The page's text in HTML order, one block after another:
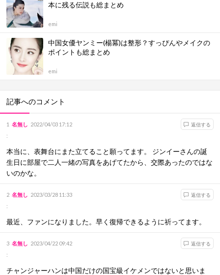
本に残る伝説も総まとめ
emi
中国女優ヤンミー(楊冪)は整形？すっぴんやメイクの
ポイントも総まとめ
emi
記事へのコメント
1
:
名無し 2022/04/03 17:12 返信する
本当に、表舞台にまた立てること願ってます。 ジンイーさんの誕
生日に部屋で二人一緒の写真をあげてたから、交際あったのではな
いのかな。
2
:
名無し 2023/03/28 11:33 返信する
最近、ファンになりました。早く復帰できるように祈ってます。
3
:
名無し 2023/04/22 09:42 返信する
チャンジャーハンは中国だけの国宝級イケメンではないと思いま